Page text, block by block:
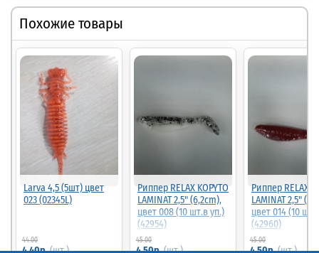
Похожие товары
Larva 4,5 (5шт) цвет
023 (02345L)
44.00
Риппер RELAX KOPYTO
LAMINAT 2,5" (6,2cm),
цвет 008 (10 шт.в уп.)
(42954)
45.00
Риппер RELAX
LAMINAT 2,5"
цвет 014 (10
(42960)
45.00